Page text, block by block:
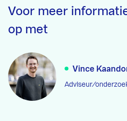
Voor meer
op met
Vince
Adviseur/